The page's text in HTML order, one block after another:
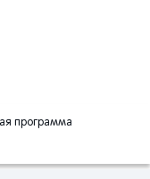
программа